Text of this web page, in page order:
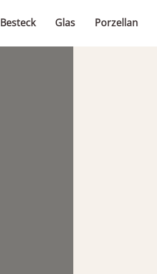
Besteck Glas Porzellan